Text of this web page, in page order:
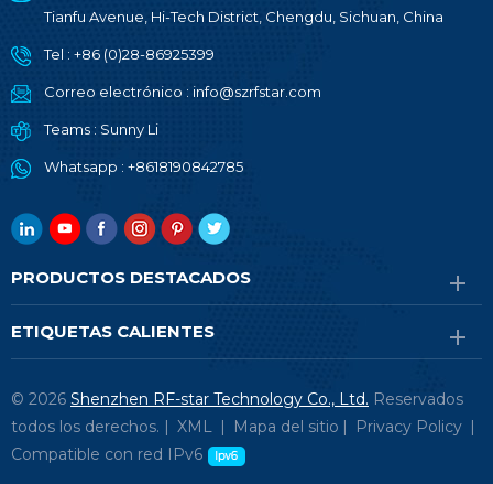
Tianfu Avenue, Hi-Tech District, Chengdu, Sichuan, China
Tel : +86 (0)28-86925399
Correo electrónico : info@szrfstar.com
Teams : Sunny Li
Whatsapp : +8618190842785
PRODUCTOS DESTACADOS
ETIQUETAS CALIENTES
© 2026 Shenzhen RF-star Technology Co., Ltd. Reservados
todos los derechos. | XML | Mapa del sitio | Privacy Policy |
Compatible con red IPv6